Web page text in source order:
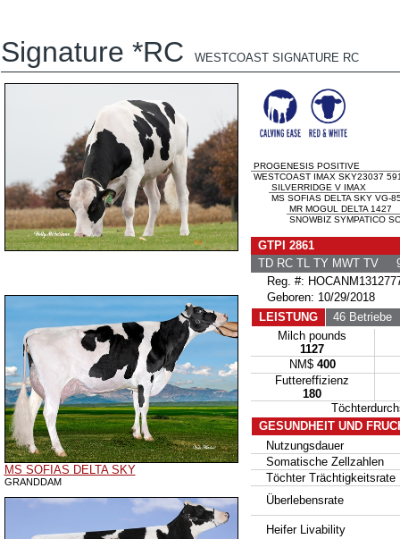
Signature *RC WESTCOAST SIGNATURE RC
MS SOFIAS DELTA SKY
GRANDDAM
PROGENESIS POSITIVE
WESTCOAST IMAX SKY23037
SILVERRIDGE V IMAX
MS SOFIAS DELTA SKY VG-
MR MOGUL DELTA 1427
SNOWBIZ SYMPATICO
GTPI 2861
TD RC TL TY MWT TV
Reg. #:
Geboren: 10/29/2018
LEISTUNG
46 Betriebe
Milch pounds
1127
NM$ 400
Futtereffizienz
180
GESUNDHEIT UND
Nutzungsdauer
Somatische Zellzahlen
Töchter Trächtigkeitsrate
Überlebensrate
Heifer Livability